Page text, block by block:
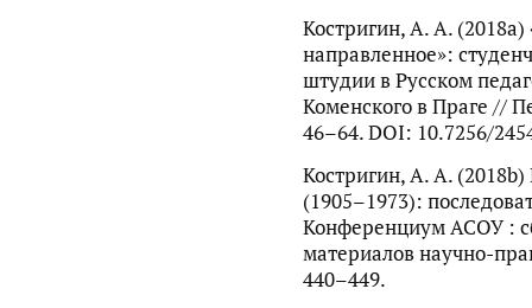
Костригин, А. А.
направленное»:
штудии в Русском
Коменского в Праге //
46–64. DOI: 10.7256/
Костригин, А. А.
(1905–1973):
Конференциум АСОУ :
материалов научно-
440–449.